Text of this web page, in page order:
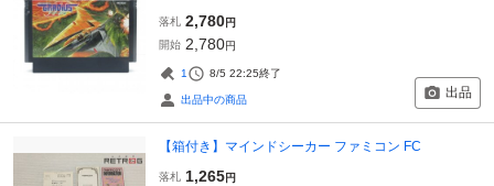
落札 2,780円
開始 2,780円
1 8/5 22:25終了
出品中の商品 出品
【箱付き】マインドシーカー ファミコン FC
落札 1,265円